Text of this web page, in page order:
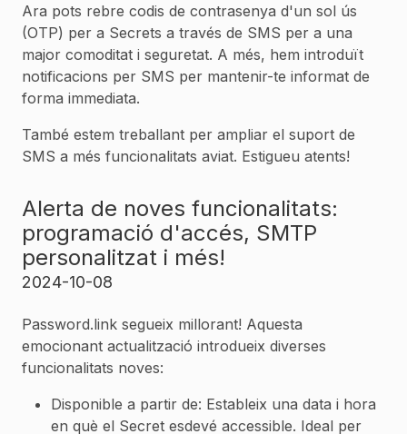
Ara pots rebre codis de contrasenya d'un sol ús
(OTP) per a Secrets a través de SMS per a una
major comoditat i seguretat. A més, hem introduït
notificacions per SMS per mantenir-te informat de
forma immediata.
També estem treballant per ampliar el suport de
SMS a més funcionalitats aviat. Estigueu atents!
Alerta de noves funcionalitats:
programació d'accés, SMTP
personalitzat i més!
2024-10-08
Password.link segueix millorant! Aquesta
emocionant actualització introdueix diverses
funcionalitats noves:
Disponible a partir de: Estableix una data i hora
en què el Secret esdevé accessible. Ideal per